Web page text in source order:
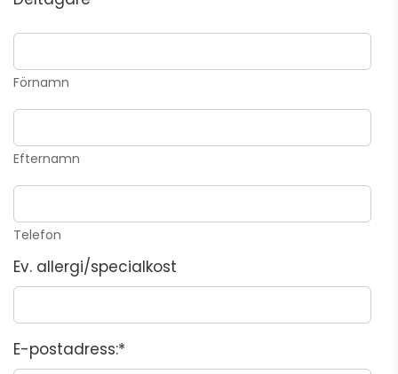
Förnamn
Efternamn
Telefon
Ev. allergi/specialkost
E-postadress:*